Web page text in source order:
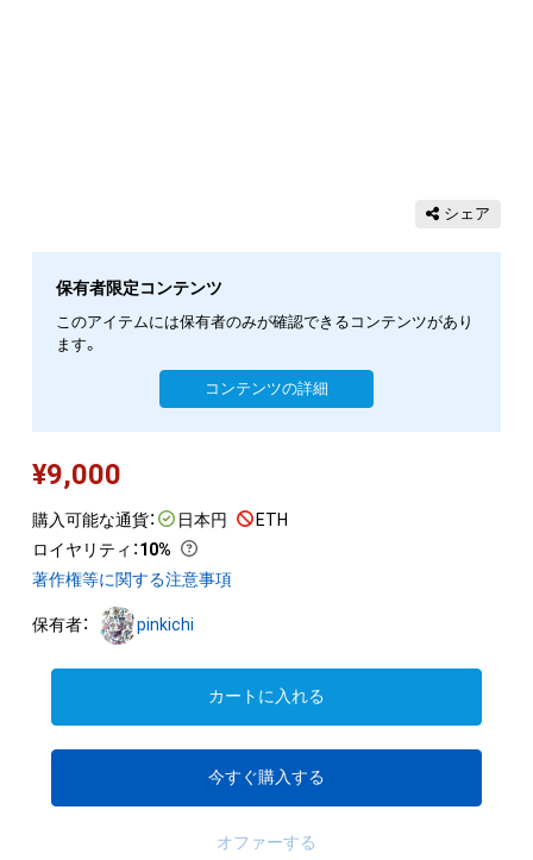
シェア
保有者限定コンテンツ
このアイテムには保有者のみが確認できるコンテンツがあり
ます。
コンテンツの詳細
¥9,000
購入可能な通貨： 日本円
ETH
ロイヤリティ ：10%
著作権等に関する注意事項
保有者： pinkichi
カートに入れる
今すぐ購入する
オファーする